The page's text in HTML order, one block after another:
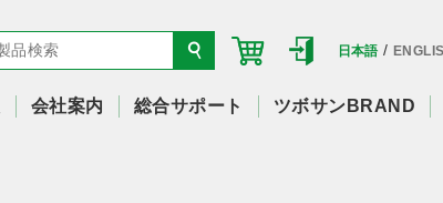
日本語/
会社案内 総合サポート ツボサンBRAND